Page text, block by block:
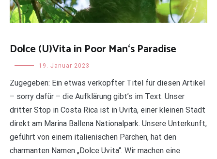
Dolce (U)Vita in Poor Man‘s Paradise
Uncategorized19. Januar 2023
Zugegeben: Ein etwas verkopfter Titel für diesen Artikel
– sorry dafür – die Aufklärung gibt’s im Text. Unser
dritter Stop in Costa Rica ist in Uvita, einer kleinen Stadt
direkt am Marina Ballena Nationalpark. Unsere Unterkunft,
geführt von einem italienischen Pärchen, hat den
charmanten Namen „Dolce Uvita“. Wir machen eine